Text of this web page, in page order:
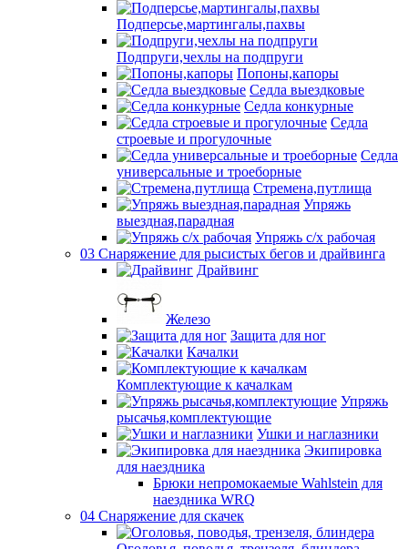
Подперсье,мартингалы,пахвы
Подпруги,чехлы на подпруги
Попоны,капоры
Седла выездковые
Седла конкурные
Седла
строевые и прогулочные
Седла
универсальные и троеборные
Стремена,путлища
Упряжь
выездная,парадная
Упряжь с/х рабочая
03 Снаряжение для рысистых бегов и драйвинга
Драйвинг
Железо
Защита для ног
Качалки
Комплектующие к качалкам
Упряжь
рысачья,комплектующие
Ушки и наглазники
Экипировка
для наездника
Брюки непромокаемые Wahlstein для
наездника WRQ
04 Снаряжение для скачек